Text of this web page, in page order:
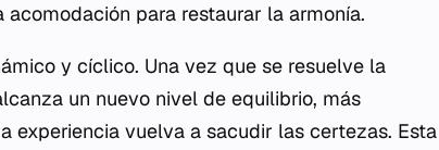
para restaurar la armonía.
y cíclico. Una vez que se resuelve la
un nuevo nivel de equilibrio, más
experiencia vuelva a sacudir las certezas. Esta